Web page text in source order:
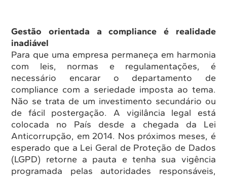
Gestão orientada a compliance é realidade
inadiável
Para que uma empresa permaneça em harmonia
com leis, normas e regulamentações, é
necessário encarar o departamento de
compliance com a seriedade imposta ao tema.
Não se trata de um investimento secundário ou
de fácil postergação. A vigilância legal está
colocada no País desde a chegada da Lei
Anticorrupção, em 2014. Nos próximos meses, é
esperado que a Lei Geral de Proteção de Dados
(LGPD) retorne a pauta e tenha sua vigência
programada pelas autoridades responsáveis,